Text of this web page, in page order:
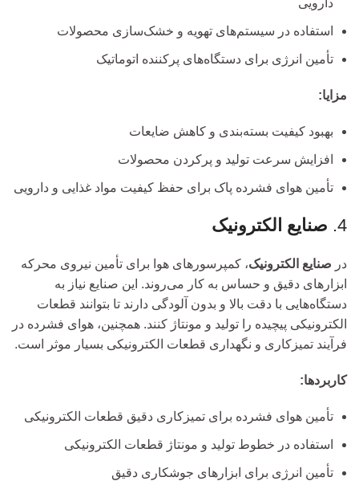
دارویی
استفاده در سیستم‌های تهویه و خشک‌سازی محصولات
تأمین انرژی برای دستگاه‌های پرکننده اتوماتیک
مزایا:
بهبود کیفیت بسته‌بندی و کاهش ضایعات
افزایش سرعت تولید و پرکردن محصولات
تأمین هوای فشرده پاک برای حفظ کیفیت مواد غذایی و دارویی
4. صنایع الکترونیک
در صنایع الکترونیک، کمپرسورهای هوا برای تأمین نیروی محرکه
ابزارهای دقیق و حساس به کار می‌روند. این صنایع نیاز به
دستگاه‌هایی با دقت بالا و بدون آلودگی دارند تا بتوانند قطعات
الکترونیکی پیچیده را تولید و مونتاژ کنند. همچنین، هوای فشرده در
فرآیند تمیزکاری و نگهداری قطعات الکترونیکی بسیار موثر است.
کاربردها:
تأمین هوای فشرده برای تمیزکاری دقیق قطعات الکترونیکی
استفاده در خطوط تولید و مونتاژ قطعات الکترونیکی
تأمین انرژی برای ابزارهای جوشکاری دقیق